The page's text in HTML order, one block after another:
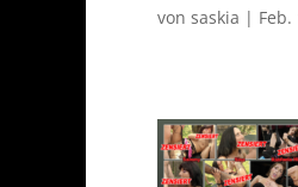
von saskia | Feb.